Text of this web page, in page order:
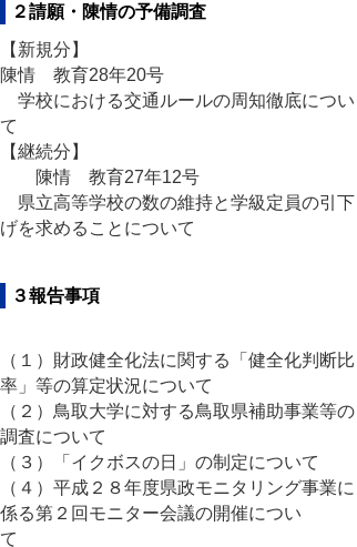
２請願・陳情の予備調査
【新規分】
陳情 教育28年20号
学校における交通ルールの周知徹底につい
て
【継続分】
陳情 教育27年12号
県立高等学校の数の維持と学級定員の引下
げを求めることについて
３報告事項
（１）財政健全化法に関する「健全化判断比
率」等の算定状況について
（２）鳥取大学に対する鳥取県補助事業等の
調査について
（３）「イクボスの日」の制定について
（４）平成２８年度県政モニタリング事業に
係る第２回モニター会議の開催につい
て